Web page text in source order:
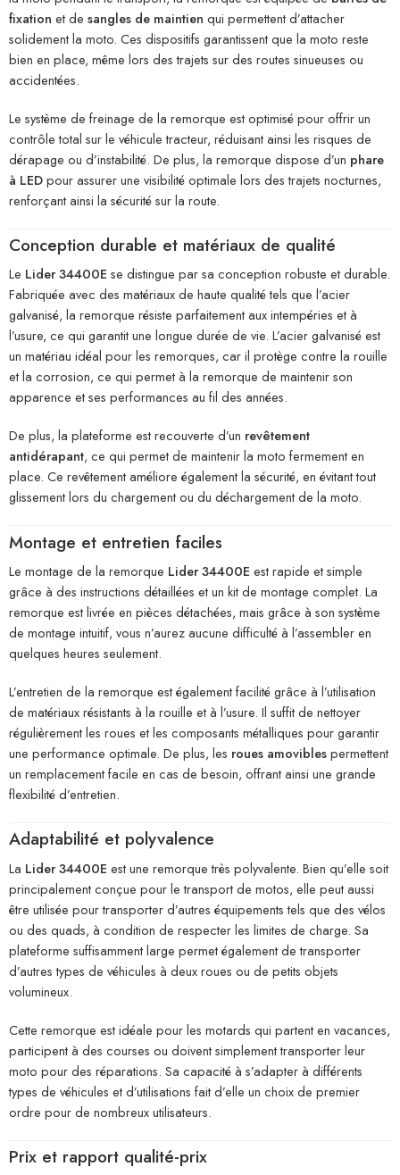
fixation et de sangles de maintien qui permettent d’attacher
solidement la moto. Ces dispositifs garantissent que la moto reste
bien en place, même lors des trajets sur des routes sinueuses ou
accidentées.
Le système de freinage de la remorque est optimisé pour offrir un
contrôle total sur le véhicule tracteur, réduisant ainsi les risques de
dérapage ou d’instabilité. De plus, la remorque dispose d’un phare
à LEDpour assurer une visibilité optimale lors des trajets nocturnes,
renforçant ainsi la sécurité sur la route.
Conception durable et matériaux de qualité
Le Lider 34400E se distingue par sa conception robuste et durable.
Fabriquée avec des matériaux de haute qualité tels que l’acier
galvanisé, la remorque résiste parfaitement aux intempéries et à
l’usure, ce qui garantit une longue durée de vie. L’acier galvanisé est
un matériau idéal pour les remorques, car il protège contre la rouille
et la corrosion, ce qui permet à la remorque de maintenir son
apparence et ses performances au fil des années.
De plus, la plateforme est recouverte d’un revêtement
antidérapant, ce qui permet de maintenir la moto fermement en
place. Ce revêtement améliore également la sécurité, en évitant tout
glissement lors du chargement ou du déchargement de la moto.
Montage et entretien faciles
Le montage de la remorque Lider 34400E est rapide et simple
grâce à des instructions détaillées et un kit de montage complet. La
remorque est livrée en pièces détachées, mais grâce à son système
de montage intuitif, vous n’aurez aucune difficulté à l’assembler en
quelques heures seulement.
L’entretien de la remorque est également facilité grâce à l’utilisation
de matériaux résistants à la rouille et à l’usure. Il suffit de nettoyer
régulièrement les roues et les composants métalliques pour garantir
une performance optimale. De plus, les roues amoviblespermettent
un remplacement facile en cas de besoin, offrant ainsi une grande
flexibilité d’entretien.
Adaptabilité et polyvalence
La Lider 34400E est une remorque très polyvalente. Bien qu’elle soit
principalement conçue pour le transport de motos, elle peut aussi
être utilisée pour transporter d’autres équipements tels que des vélos
ou des quads, à condition de respecter les limites de charge. Sa
plateforme suffisamment large permet également de transporter
d’autres types de véhicules à deux roues ou de petits objets
volumineux.
Cette remorque est idéale pour les motards qui partent en vacances,
participent à des courses ou doivent simplement transporter leur
moto pour des réparations. Sa capacité à s’adapter à différents
types de véhicules et d’utilisations fait d’elle un choix de premier
ordre pour de nombreux utilisateurs.
Prix et rapport qualité-prix